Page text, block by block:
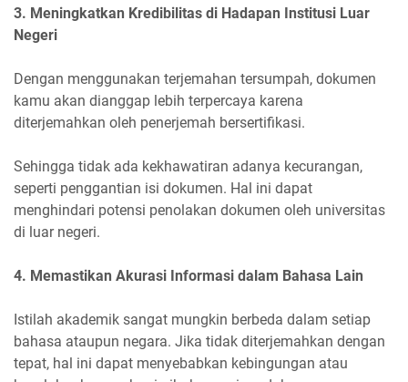
3. Meningkatkan Kredibilitas di Hadapan Institusi Luar
Negeri
Dengan menggunakan terjemahan tersumpah, dokumen
kamu akan dianggap lebih terpercaya karena
diterjemahkan oleh penerjemah bersertifikasi.
Sehingga tidak ada kekhawatiran adanya kecurangan,
seperti penggantian isi dokumen. Hal ini dapat
menghindari potensi penolakan dokumen oleh universitas
di luar negeri.
4. Memastikan Akurasi Informasi dalam Bahasa Lain
Istilah akademik sangat mungkin berbeda dalam setiap
bahasa ataupun negara. Jika tidak diterjemahkan dengan
tepat, hal ini dapat menyebabkan kebingungan atau